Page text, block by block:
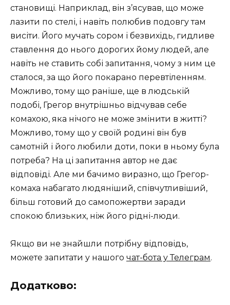
становищі. Наприклад, він з’ясував, що може
лазити по стелі, і навіть полюбив подовгу там
висіти. Його мучать сором і безвихідь, гидливе
ставлення до нього дорогих йому людей, але
навіть не ставить собі запитання, чому з ним це
сталося, за що його покарано перевтіленням.
Можливо, тому що раніше, ще в людській
подобі, Грегор внутрішньо відчував себе
комахою, яка нічого не може змінити в житті?
Можливо, тому що у своїй родині він був
самотній і його любили доти, поки в ньому була
потреба? На ці запитання автор не дає
відповіді. Але ми бачимо виразно, що Грегор-
комаха набагато людяніший, співчутливіший,
більш готовий до самопожертви заради
спокою близьких, ніж його рідні-люди.
Якщо ви не знайшли потрібну відповідь,
можете запитати у нашого чат-бота у Телеграм.
Додатково: